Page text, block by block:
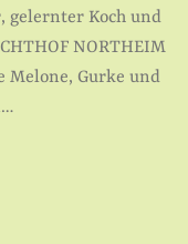
gelernter Koch und
NORTHEIM
­Melone, Gurke und